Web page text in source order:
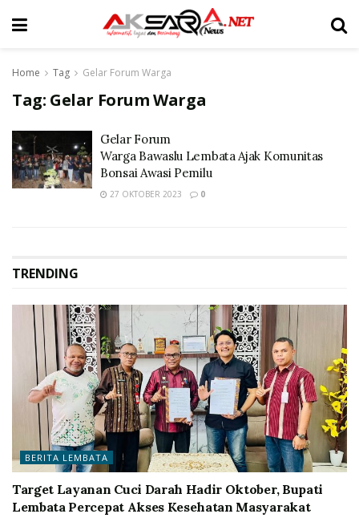
Home Tag Gelar Forum Warga
Tag: Gelar Forum Warga
Gelar Forum
Warga Bawaslu Lembata Ajak Komunitas
Bonsai Awasi Pemilu
27 OKTOBER 2023 0
TRENDING
BERITA LEMBATA
Target Layanan Cuci Darah Hadir Oktober, Bupati
Lembata Percepat Akses Kesehatan Masyarakat